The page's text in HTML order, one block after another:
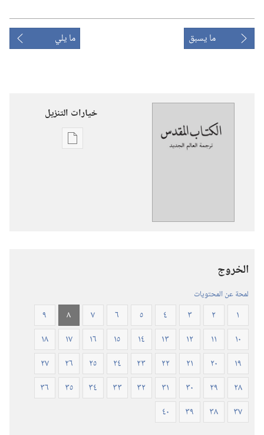
ما يسبق ما يلي
خيارات التنزيل
خيارات
٢٠١٩)‏
الخروج
لمحة عن المحتويات
١ ٢ ٣ ٤ ٥ ٦ ٧ ٨
٩
١٠
١١ ١٢ ١٣ ١٤ ١٥ ١٦ ١٧
١٨
١٩
٢٠ ٢١ ٢٢ ٢٣ ٢٤ ٢٥ ٢٦
٢٧
٢٨
٢٩ ٣٠ ٣١ ٣٢ ٣٣ ٣٤ ٣٥
٣٦
٣٧
٣٨ ٣٩ ٤٠